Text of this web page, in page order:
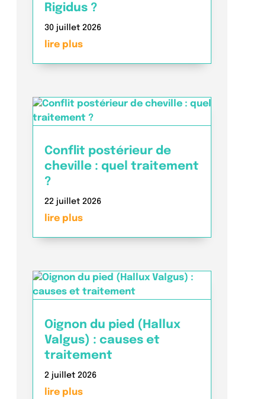
Rigidus ?
30 juillet 2026
lire plus
Conflit postérieur de
cheville : quel traitement
?
22 juillet 2026
lire plus
Oignon du pied (Hallux
Valgus) : causes et
traitement
2 juillet 2026
lire plus